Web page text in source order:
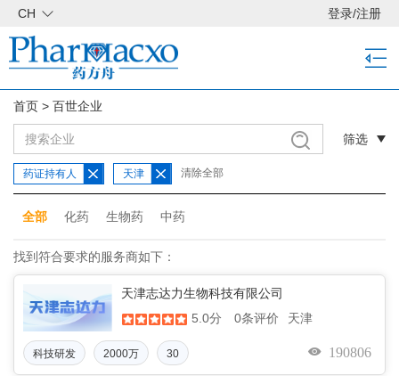
CH 登录/注册
首页 > 百世企业
筛选
药证持有人 天津 清除全部
全部 化药 生物药 中药
找到符合要求的服务商如下：
天津志达力生物科技有限公司
5.0分
0条评价 天津
科技研发 2000万 30 190806